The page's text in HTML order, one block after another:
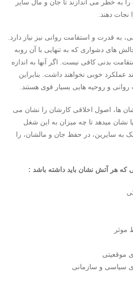
به خطر می اندازند تا جان و مال سایر
نجات دهند.
به قدرت و استقامت روانی نیز نیاز دارد.
های دشواری که به تنهایی با آن روبه
بدنی کافی نیست. اگر آنها به اندازه
عملکرد خوبی نخواهند داشت. بنابراین
و روحیه هایی بسیار قوی هستند.
ها، اصول اخلاقی کارشان را نشان می
نشان میدهد تا چه میزان به این شغل
به سایرین، در حفظ جان و مالشان، را
هر آتش نشان باید داشته باشد :
موثر
موقعیتی
سیاسی و سازمانی